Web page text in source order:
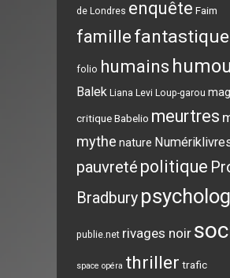
de Londres enquête Faim
famillefantastique
folio humains
Balek Liana Levi Loup-garou
critique Babelio meurtres
mythe nature
pauvreté politique
Bradbury
publie.net rivages noir
space opéra thriller trafic